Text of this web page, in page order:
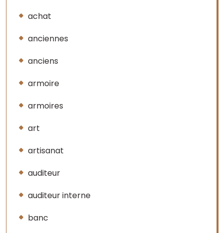
achat
anciennes
anciens
armoire
armoires
art
artisanat
auditeur
auditeur interne
banc